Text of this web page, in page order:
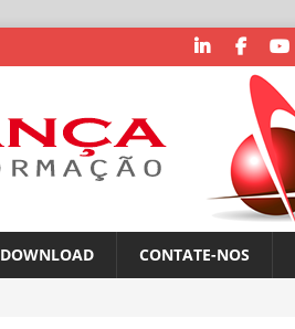
DOWNLOAD CONTATE-NOS